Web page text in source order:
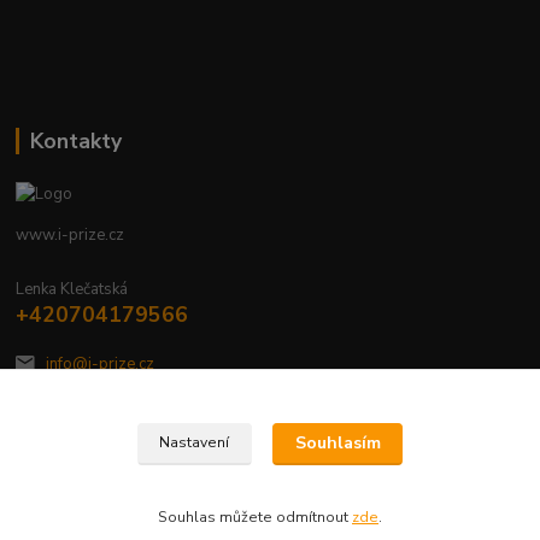
Kontakty
www.i-prize.cz
Lenka Klečatská
+420704179566
info@i-prize.cz
Nastavení Souhlasím
Souhlas můžete odmítnout zde.